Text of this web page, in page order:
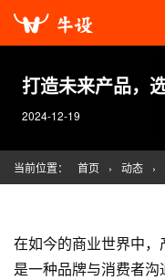
打造未来产品，
2024-12-19
当前位置： 首页 › 动态 ›
在如今的商业世界中
是一种品牌与消费者